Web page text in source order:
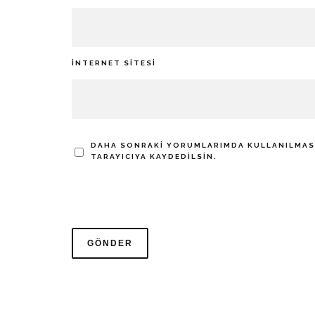
İNTERNET SITESI
DAHA SONRAKI YORUMLARIMDA
TARAYICIYA KAYDEDILSIN.